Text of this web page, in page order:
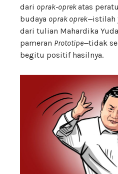
dari oprak-oprekatas
budaya oprak oprek—istilah
dari tulian Mahardika
pameran Prototipe—tidak
begitu positif hasilnya.